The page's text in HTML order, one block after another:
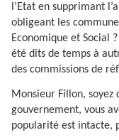
l’Etat en supprimant
obligeant les
Economique et Social
été dits de temps à
des commissions de
Monsieur Fillon, soyez
gouvernement, vous
popularité est intacte,